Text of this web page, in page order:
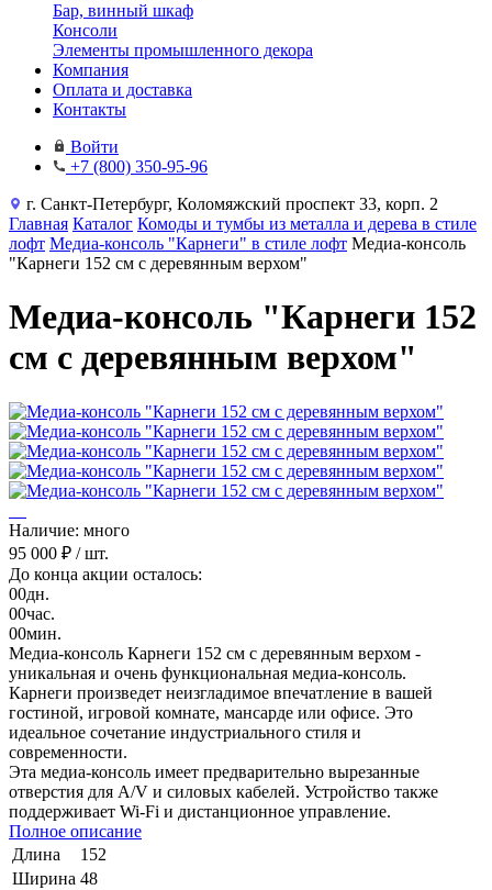
Бар, винный шкаф
Консоли
Элементы промышленного декора
Компания
Оплата и доставка
Контакты
Войти
+7 (800) 350-95-96
г. Санкт-Петербург, Коломяжский проспект 33, корп. 2
Главная Каталог Комоды и тумбы из металла и дерева в стиле
лофт Медиа-консоль "Карнеги" в стиле лофт Медиа-консоль
"Карнеги 152 см с деревянным верхом"
Медиа-консоль "Карнеги 152
см с деревянным верхом"
Наличие: много
95 000 ₽ / шт.
До конца акции осталось:
00дн.
00час.
00мин.
Медиа-консоль Карнеги 152 см с деревянным верхом -
уникальная и очень функциональная медиа-консоль.
Карнеги произведет неизгладимое впечатление в вашей
гостиной, игровой комнате, мансарде или офисе. Это
идеальное сочетание индустриального стиля и
современности.
Эта медиа-консоль имеет предварительно вырезанные
отверстия для A/V и силовых кабелей. Устройство также
поддерживает Wi-Fi и дистанционное управление.
Полное описание
Длина
152
Ширина 48